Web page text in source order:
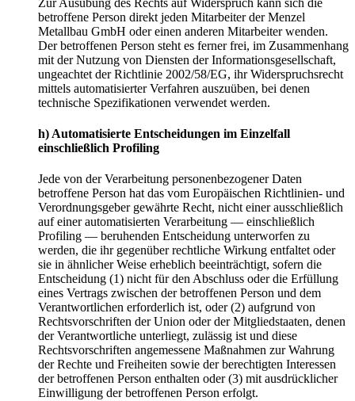
Zur Ausübung des Rechts auf Widerspruch kann sich die
betroffene Person direkt jeden Mitarbeiter der Menzel
Metallbau GmbH oder einen anderen Mitarbeiter wenden.
Der betroffenen Person steht es ferner frei, im Zusammenhang
mit der Nutzung von Diensten der Informationsgesellschaft,
ungeachtet der Richtlinie 2002/58/EG, ihr Widerspruchsrecht
mittels automatisierter Verfahren auszuüben, bei denen
technische Spezifikationen verwendet werden.
h) Automatisierte Entscheidungen im Einzelfall
einschließlich Profiling
Jede von der Verarbeitung personenbezogener Daten
betroffene Person hat das vom Europäischen Richtlinien- und
Verordnungsgeber gewährte Recht, nicht einer ausschließlich
auf einer automatisierten Verarbeitung — einschließlich
Profiling — beruhenden Entscheidung unterworfen zu
werden, die ihr gegenüber rechtliche Wirkung entfaltet oder
sie in ähnlicher Weise erheblich beeinträchtigt, sofern die
Entscheidung (1) nicht für den Abschluss oder die Erfüllung
eines Vertrags zwischen der betroffenen Person und dem
Verantwortlichen erforderlich ist, oder (2) aufgrund von
Rechtsvorschriften der Union oder der Mitgliedstaaten, denen
der Verantwortliche unterliegt, zulässig ist und diese
Rechtsvorschriften angemessene Maßnahmen zur Wahrung
der Rechte und Freiheiten sowie der berechtigten Interessen
der betroffenen Person enthalten oder (3) mit ausdrücklicher
Einwilligung der betroffenen Person erfolgt.